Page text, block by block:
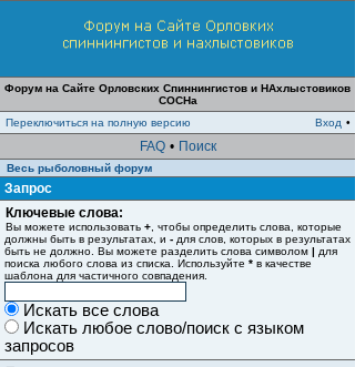
Форум на Сайте Орловских Спиннингистов и НАхлыстовиков
СОСНа
Переключиться на полную версию
Вход •
FAQ • Поиск
Весь рыболовный форум
Запрос
Ключевые слова:
Вы можете использовать + , чтобы определить слова, которые
должны быть в результатах, и - для слов, которых в результатах
быть не должно. Вы можете разделить слова символом | для
поиска любого слова из списка. Используйте * в качестве
шаблона для частичного совпадения.
Искать все слова
Искать любое слово/поиск с языком
запросов